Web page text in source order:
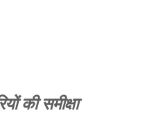
की समीक्षा